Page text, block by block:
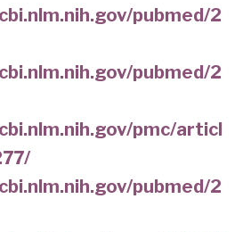
pubmed/2
pubmed/2
pmc/articl
pubmed/2